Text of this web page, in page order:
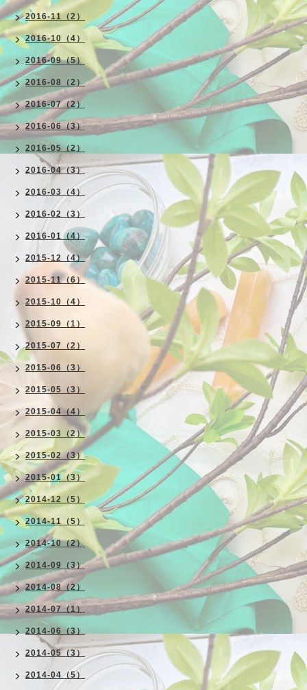
2016-11（2）
2016-10（4）
2016-09（5）
2016-08（2）
2016-07（2）
2016-06（3）
2016-05（2）
2016-04（3）
2016-03（4）
2016-02（3）
2016-01（4）
2015-12（4）
2015-11（6）
2015-10（4）
2015-09（1）
2015-07（2）
2015-06（3）
2015-05（3）
2015-04（4）
2015-03（2）
2015-02（3）
2015-01（3）
2014-12（5）
2014-11（5）
2014-10（2）
2014-09（3）
2014-08（2）
2014-07（1）
2014-06（3）
2014-05（3）
2014-04（5）